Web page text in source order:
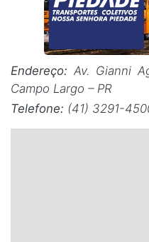
Nordeste
Norte
© 2026 Viva City Serviços Digitais Ltda.
Endereço: Av. Gianni
Campo Largo – PR
Telefone: (41) 3291-